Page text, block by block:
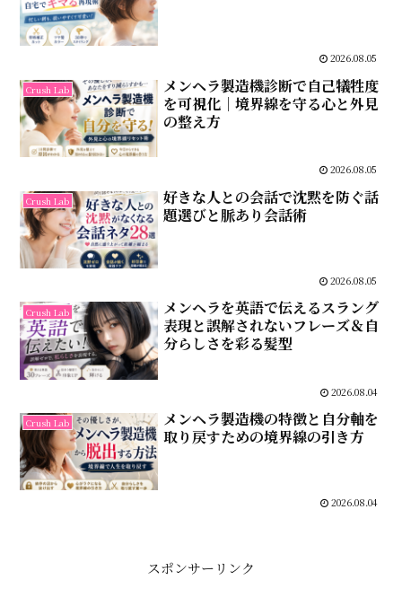
2026.08.05
Crush Lab
メンヘラ製造機診断で自己犠牲度
を可視化｜境界線を守る心と外見
の整え方
2026.08.05
Crush Lab
好きな人との会話で沈黙を防ぐ話
題選びと脈あり会話術
2026.08.05
Crush Lab
メンヘラを英語で伝えるスラング
表現と誤解されないフレーズ＆自
分らしさを彩る髪型
2026.08.04
Crush Lab
メンヘラ製造機の特徴と自分軸を
取り戻すための境界線の引き方
2026.08.04
スポンサーリンク